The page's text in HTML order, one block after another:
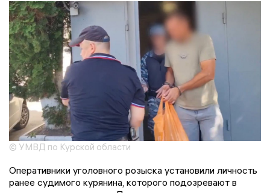
© УМВД по Курской области
Оперативники уголовного розыска установили личность
ранее судимого курянина, которого подозревают в